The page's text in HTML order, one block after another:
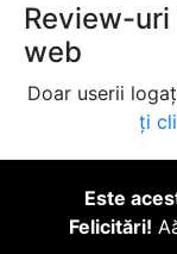
Review-
web
Doar userii
ți
Este
Felicitări!